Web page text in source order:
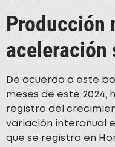
Producción
aceleración
De acuerdo a este
meses de este 2024,
registro del
variación interanual
que se registra en